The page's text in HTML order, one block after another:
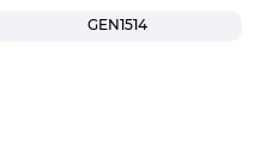
GEN1514